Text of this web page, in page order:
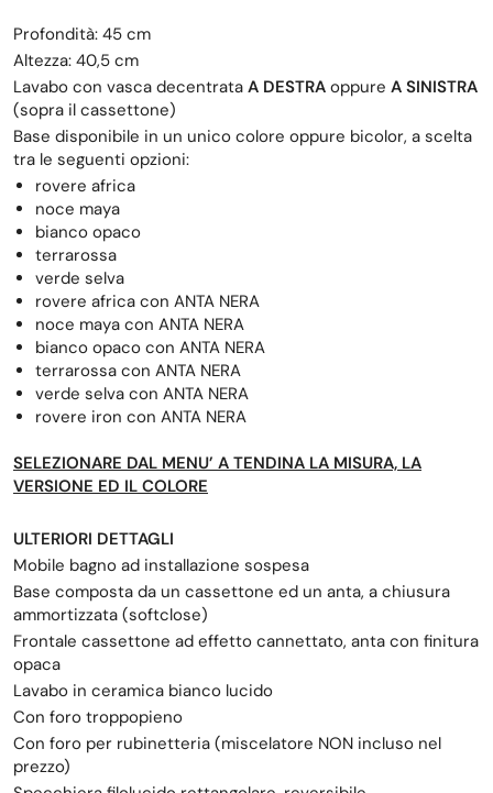
Profondità: 45 cm
Altezza: 40,5 cm
Lavabo con vasca decentrata A DESTRA oppure A SINISTRA
(sopra il cassettone)
Base disponibile in un unico colore oppure bicolor, a scelta
tra le seguenti opzioni:
rovere africa
noce maya
bianco opaco
terrarossa
verde selva
rovere africa con ANTA NERA
noce maya con ANTA NERA
bianco opaco con ANTA NERA
terrarossa con ANTA NERA
verde selva con ANTA NERA
rovere iron con ANTA NERA
SELEZIONARE DAL MENU’ A TENDINA LA MISURA, LA
VERSIONE ED IL COLORE
ULTERIORI DETTAGLI
Mobile bagno ad installazione sospesa
Base composta da un cassettone ed un anta, a chiusura
ammortizzata (softclose)
Frontale cassettone ad effetto cannettato, anta con finitura
opaca
Lavabo in ceramica bianco lucido
Con foro troppopieno
Con foro per rubinetteria (miscelatore NON incluso nel
prezzo)